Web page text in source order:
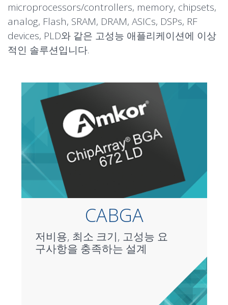
microprocessors/controllers, memory, chipsets,
analog, Flash, SRAM, DRAM, ASICs, DSPs, RF
devices, PLD와 같은 고성능 애플리케이션에 이상
적인 솔루션입니다.
CABGA
저비용, 최소 크기, 고성능 요
구사항을 충족하는 설계